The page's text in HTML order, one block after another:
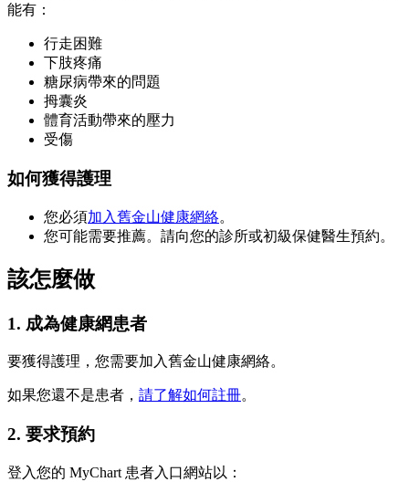
能有：
行走困難
下肢疼痛
糖尿病帶來的問題
拇囊炎
體育活動帶來的壓力
受傷
如何獲得護理
您必須加入舊金山健康網絡。
您可能需要推薦。請向您的診所或初級保健醫生預約。
該怎麼做
1. 成為健康網患者
要獲得護理，您需要加入舊金山健康網絡。
如果您還不是患者， 請了解如何註冊。
2. 要求預約
登入您的 MyChart 患者入口網站以：